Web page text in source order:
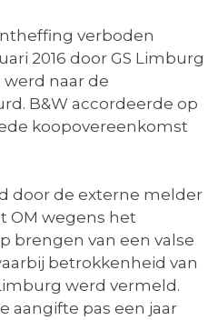
verboden
2016 door GS Limburg
naar de
B&W accordeerde op
koopovereenkomst
door de externe melder
OM wegens het
brengen van een valse
betrokkenheid van
werd vermeld.
aangifte pas een jaar